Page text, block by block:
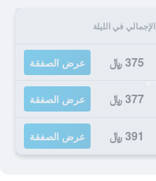
الإجمالي في الليلة
375 ﷼ عرض الصفقة
377 ﷼ عرض الصفقة
391 ﷼ عرض الصفقة